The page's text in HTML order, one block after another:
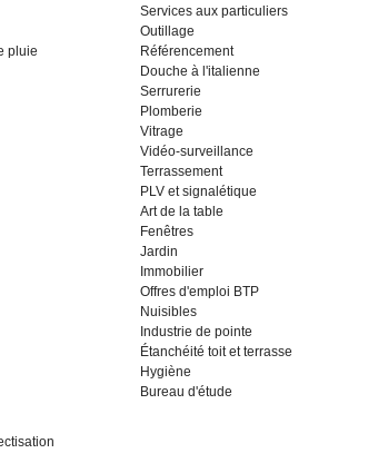
pluie
Services aux particuliers
Outillage
Référencement
Douche à l'italienne
Serrurerie
Plomberie
Vitrage
Vidéo-surveillance
Terrassement
PLV et signalétique
Art de la table
Fenêtres
Jardin
Immobilier
Offres d'emploi BTP
Nuisibles
Industrie de pointe
Étanchéité toit et terrasse
Hygiène
Bureau d'étude